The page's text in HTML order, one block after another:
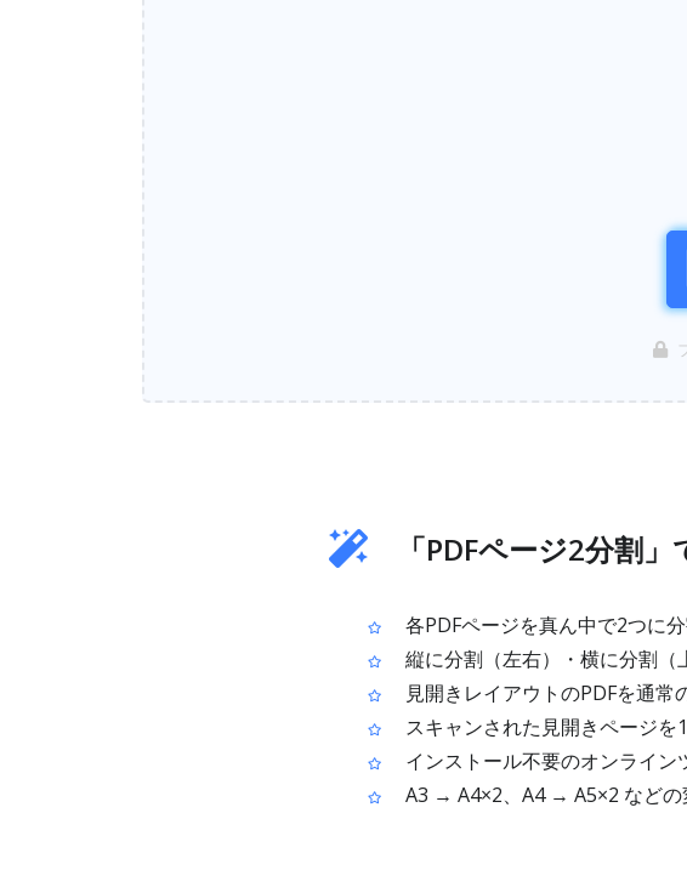
「PDFページ2分割
各PDFページを真ん中で2つに
縦に分割（左右）・横に分割（
見開きレイアウトのPDFを通
スキャンされた見開きページを
インストール不要のオンライン
A3 → A4×2、A4 → A5×2 などの